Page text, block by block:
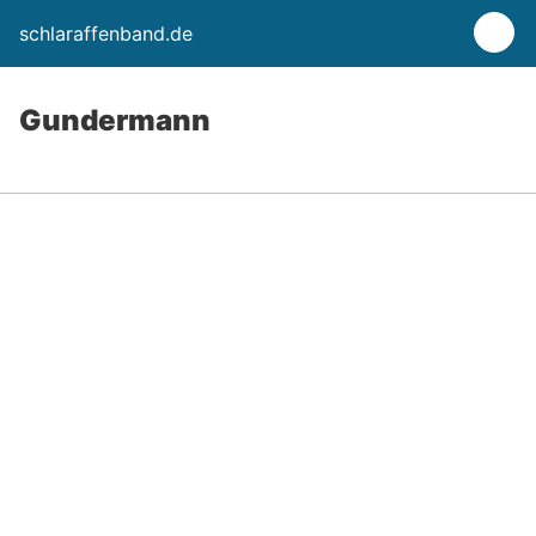
schlaraffenband.de
Gundermann